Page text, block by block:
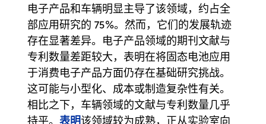
电子产品和车辆明显主导了该领域，约占全
部应用研究的 75%。然而，它们的发展轨迹
存在显著差异。电子产品领域的期刊文献与
专利数量差距较大，表明在将固态电池应用
于消费电子产品方面仍存在基础研究挑战。
这可能与小型化、成本或制造复杂性有关。
相比之下，车辆领域的文献与专利数量几乎
持平。 表明该领域较为成熟，正从实验室向